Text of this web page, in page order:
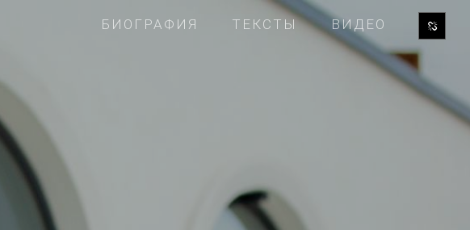
БИОГРАФИЯ ТЕКСТЫ ВИДЕО